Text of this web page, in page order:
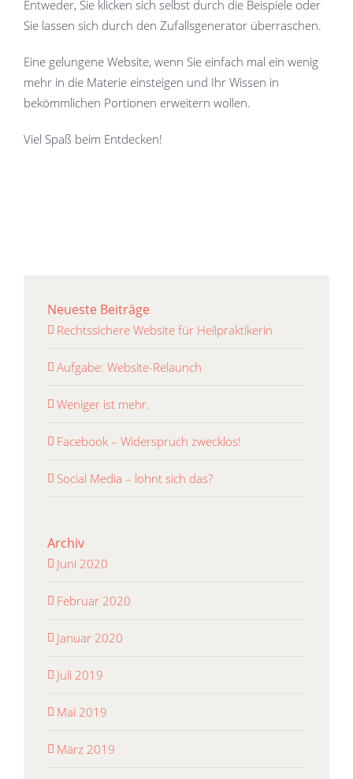
Entweder, Sie klicken sich selbst durch die Beispiele oder
Sie lassen sich durch den Zufallsgenerator überraschen.
Eine gelungene Website, wenn Sie einfach mal ein wenig
mehr in die Materie einsteigen und Ihr Wissen in
bekömmlichen Portionen erweitern wollen.
Viel Spaß beim Entdecken!
Neueste Beiträge
Rechtssichere Website für Heilpraktikerin
Aufgabe: Website-Relaunch
Weniger ist mehr.
Facebook – Widerspruch zwecklos!
Social Media – lohnt sich das?
Archiv
Juni 2020
Februar 2020
Januar 2020
Juli 2019
Mai 2019
März 2019